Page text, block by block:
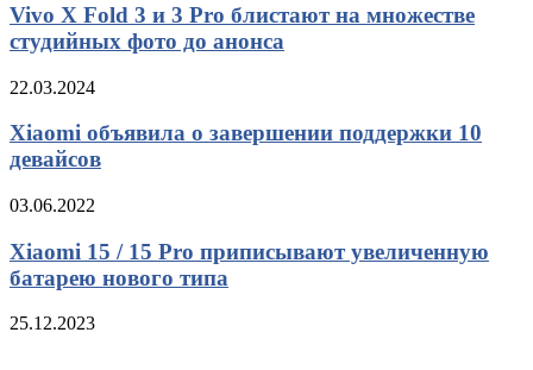
Vivo X Fold 3 и 3 Pro блистают на множестве
студийных фото до анонса
22.03.2024
Xiaomi объявила о завершении поддержки 10
девайсов
03.06.2022
Xiaomi 15 / 15 Pro приписывают увеличенную
батарею нового типа
25.12.2023